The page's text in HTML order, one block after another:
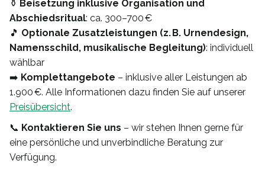
⚱️ Beisetzung inklusive Organisation und
Abschiedsritual: ca. 300–700 €
🎵 Optionale Zusatzleistungen (z. B. Urnendesign,
Namensschild, musikalische Begleitung): individuell
wählbar
➡️ Komplettangebote – inklusive aller Leistungen ab
1.900 €. Alle Informationen dazu finden Sie auf unserer
Preisübersicht.
📞 Kontaktieren Sie uns – wir stehen Ihnen gerne für
eine persönliche und unverbindliche Beratung zur
Verfügung.